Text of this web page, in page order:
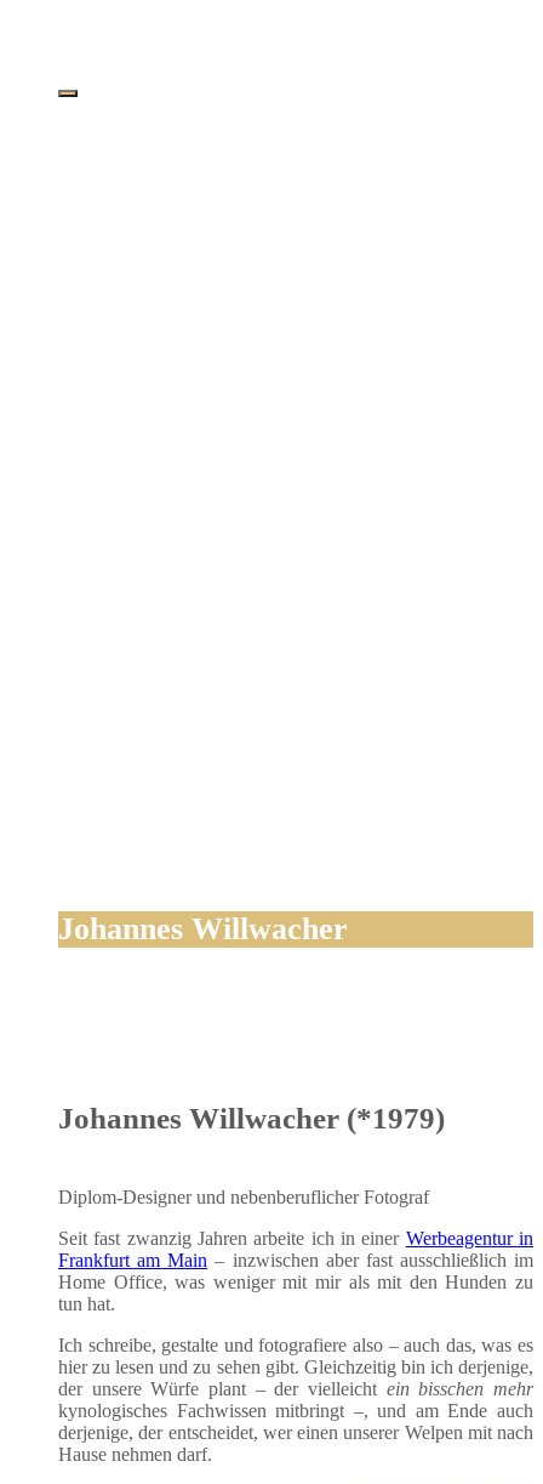
Johannes Willwacher
Johannes Willwacher (*1979)
Diplom-Desi­gner und neben­be­ruf­li­cher Fotograf
Seit fast zwan­zig Jah­ren arbei­te ich in einer Wer­be­agen­tur in
Frank­furt am Main – inzwi­schen aber fast aus­schließ­lich im
Home Office, was weni­ger mit mir als mit den Hun­den zu
tun hat.
Ich schrei­be, gestal­te und foto­gra­fie­re also – auch das, was es
hier zu lesen und zu sehen gibt. Gleich­zei­tig bin ich der­je­ni­ge,
der unse­re Wür­fe plant – der viel­leicht ein biss­chen mehr
kyno­lo­gi­sches Fach­wis­sen mit­bringt –, und am Ende auch
der­je­ni­ge, der ent­schei­det, wer einen unse­rer Wel­pen mit nach
Hau­se neh­men darf.